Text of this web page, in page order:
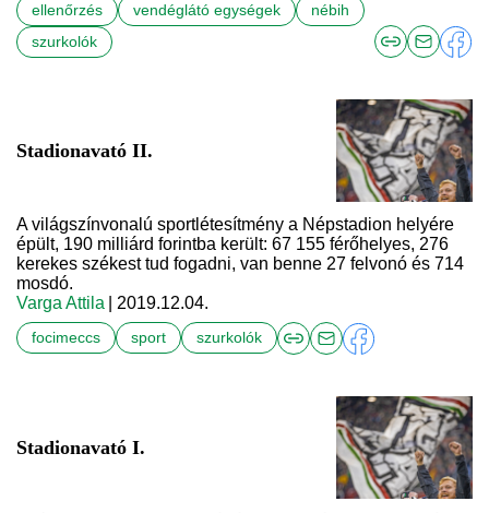
ellenőrzés vendéglátó egységek
nébih
szurkolók
Stadionavató II.
A világszínvonalú sportlétesítmény a Népstadion helyére
épült, 190 milliárd forintba került: 67 155 férőhelyes, 276
kerekes székest tud fogadni, van benne 27 felvonó és 714
mosdó.
Varga Attila
| 2019.12.04.
focimeccs sport szurkolók
Stadionavató I.